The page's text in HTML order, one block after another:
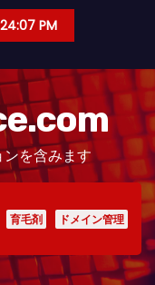
PM
を含みます
育毛剤
ドメイン管理